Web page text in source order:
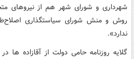
شهرداری و شورای شهر هم از نیروهای
روش و منش شورای سیاستگذاری
ندارد».
گلایه روزنامه حامی دولت از آقازاده